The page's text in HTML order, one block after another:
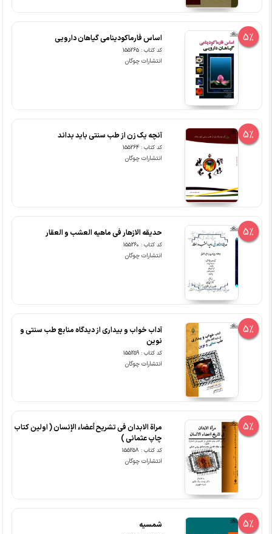
5% اساس فارماکودینامی گیاهان دارویی
کد کتاب : 155265
انتشارات چوگان
5% آنچه یک زن از طب سنتی باید بداند
کد کتاب : 155264
انتشارات چوگان
5% حدیقه الازهار فی ماهیه العشب و العقار
کد کتاب : 155260
انتشارات چوگان
5%
آداب خواب و بیداری از دیدگاه منابع طب سنتی و
نوین
کد کتاب : 155259
انتشارات چوگان
5%
مراة الابدان فی تشریح أعضاء الإنسان ( اولین کتاب
چاپ عثمانی )
کد کتاب : 155258
انتشارات چوگان
5% شمسیه